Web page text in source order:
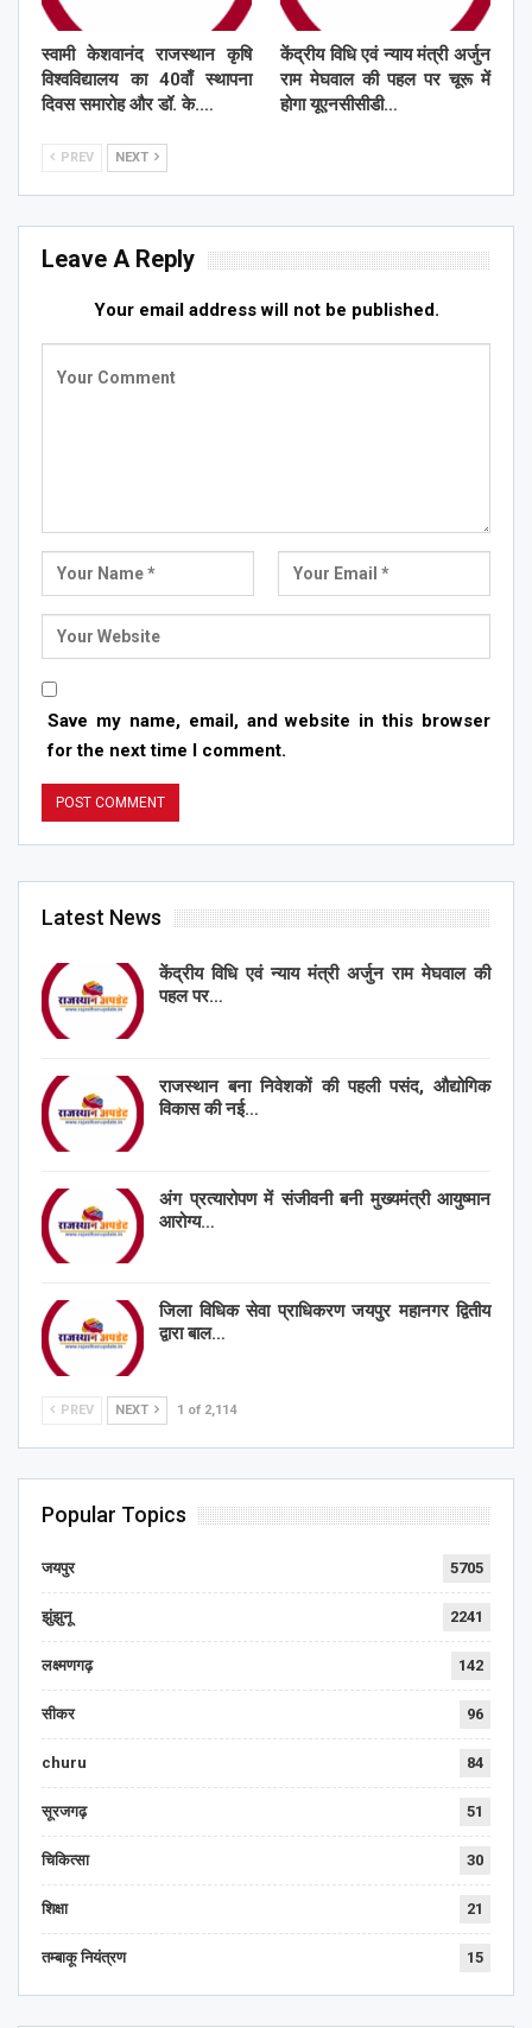
स्वामी केशवानंद राजस्थान कृषि
विश्वविद्यालय का 40वाँ स्थापना
दिवस समारोह और डॉ. के.…
केंद्रीय विधि एवं न्याय मंत्री अर्जुन
राम मेघवाल की पहल पर चूरू में
होगा यूएनसीसीडी…
PREV NEXT
Leave A Reply
Your email address will not be published.
Save my name, email, and website in this browser
for the next time I comment.
Latest News
केंद्रीय विधि एवं न्याय मंत्री अर्जुन राम मेघवाल की
पहल पर…
राजस्थान बना निवेशकों की पहली पसंद, औद्योगिक
विकास की नई…
अंग प्रत्यारोपण में संजीवनी बनी मुख्यमंत्री आयुष्मान
आरोग्य…
जिला विधिक सेवा प्राधिकरण जयपुर महानगर द्वितीय
द्वारा बाल…
PREV NEXT 1 of 2,114
Popular Topics
जयपुर 5705
झुंझुनू 2241
लक्ष्मणगढ़ 142
सीकर 96
churu 84
सूरजगढ़ 51
चिकित्सा 30
शिक्षा 21
तम्बाकू नियंत्रण 15